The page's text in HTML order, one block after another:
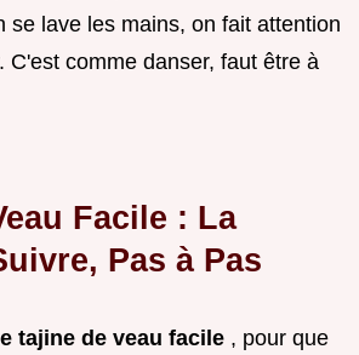
se lave les mains, on fait attention
C'est comme danser, faut être à
Facile : La
Pas à Pas
tajine de veau facile , pour que